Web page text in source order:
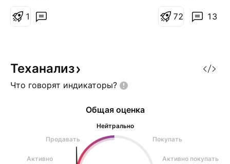
1
потенциальный
возврат к ПП +
13
72
Теханализ
Что говорят индикаторы?
Общая оценка
Нейтрально
Продавать
Покупать
Активно
Активно покупать